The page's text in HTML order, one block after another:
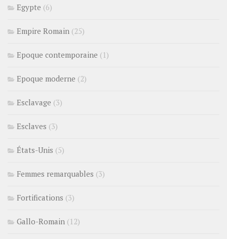
Egypte (6)
Empire Romain (25)
Epoque contemporaine (1)
Epoque moderne (2)
Esclavage (3)
Esclaves (3)
États-Unis (5)
Femmes remarquables (3)
Fortifications (3)
Gallo-Romain (12)